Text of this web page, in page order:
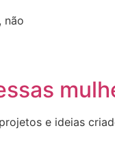
não
e ideias